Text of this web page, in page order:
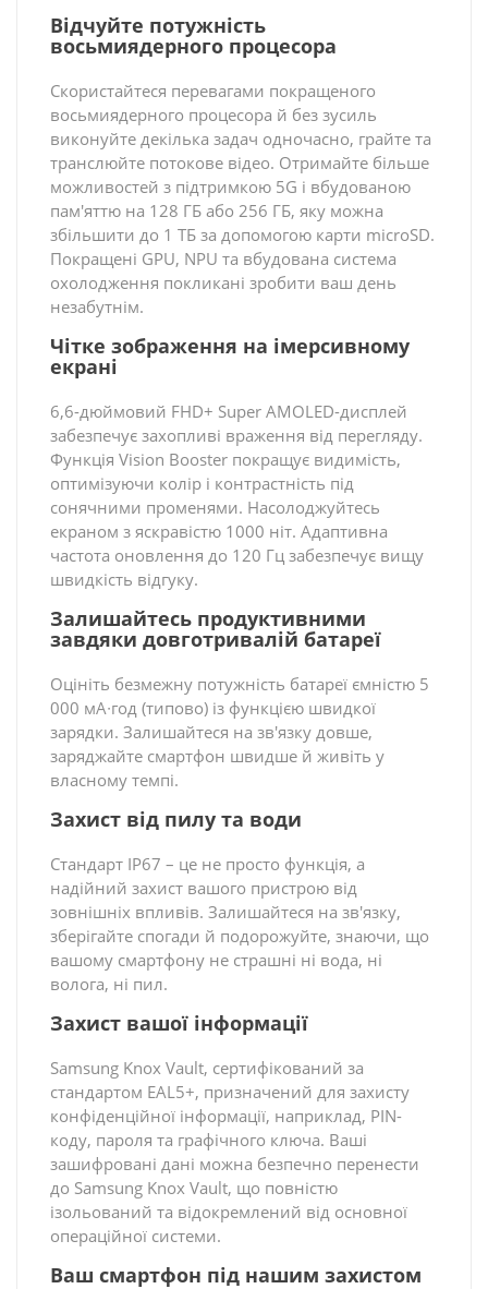
Відчуйте потужність
восьмиядерного процесора
Скористайтеся перевагами покращеного
восьмиядерного процесора й без зусиль
виконуйте декілька задач одночасно, грайте та
транслюйте потокове відео. Отримайте більше
можливостей з підтримкою 5G і вбудованою
пам'яттю на 128 ГБ або 256 ГБ, яку можна
збільшити до 1 ТБ за допомогою карти microSD.
Покращені GPU, NPU та вбудована система
охолодження покликані зробити ваш день
незабутнім.
Чітке зображення на імерсивному
екрані
6,6-дюймовий FHD+ Super AMOLED-дисплей
забезпечує захопливі враження від перегляду.
Функція Vision Booster покращує видимість,
оптимізуючи колір і контрастність під
сонячними променями. Насолоджуйтесь
екраном з яскравістю 1000 ніт. Адаптивна
частота оновлення до 120 Гц забезпечує вищу
швидкість відгуку.
Залишайтесь продуктивними
завдяки довготривалій батареї
Оцініть безмежну потужність батареї ємністю 5
000 мА∙год (типово) із функцією швидкої
зарядки. Залишайтеся на зв'язку довше,
заряджайте смартфон швидше й живіть у
власному темпі.
Захист від пилу та води
Стандарт IP67 – це не просто функція, а
надійний захист вашого пристрою від
зовнішніх впливів. Залишайтеся на зв'язку,
зберігайте спогади й подорожуйте, знаючи, що
вашому смартфону не страшні ні вода, ні
волога, ні пил.
Захист вашої інформації
Samsung Knox Vault, сертифікований за
стандартом EAL5+, призначений для захисту
конфіденційної інформації, наприклад, PIN-
коду, пароля та графічного ключа. Ваші
зашифровані дані можна безпечно перенести
до Samsung Knox Vault, що повністю
ізольований та відокремлений від основної
операційної системи.
Ваш смартфон під нашим захистом